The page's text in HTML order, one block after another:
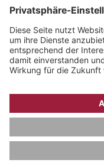
Instagram
DATENSCHUTZ